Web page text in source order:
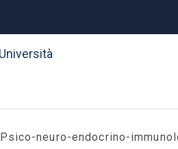
Psico-neuro-endocrino-